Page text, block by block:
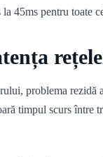
45ms pentru toate
problema
timpul scurs